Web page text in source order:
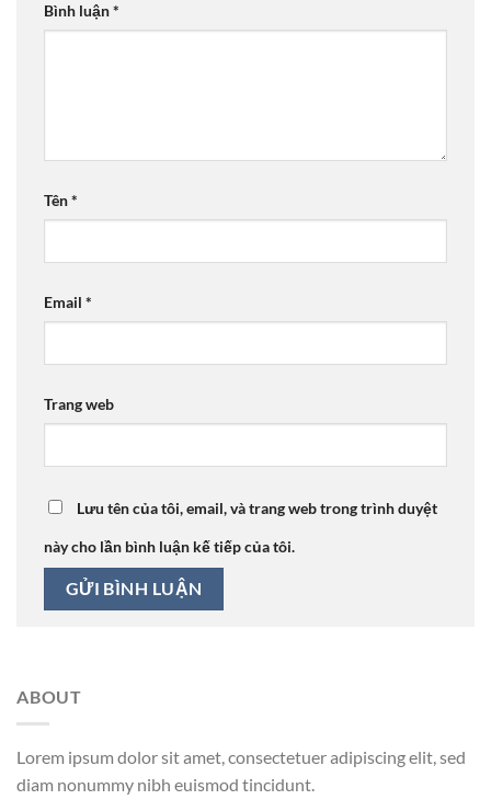
Bình luận*
Tên*
Email *
Trang web
Lưu tên của tôi, email, và trang web trong trình duyệt
này cho lần bình luận kế tiếp của tôi.
ABOUT
Lorem ipsum dolor sit amet, consectetuer adipiscing elit, sed
diam nonummy nibh euismod tincidunt.